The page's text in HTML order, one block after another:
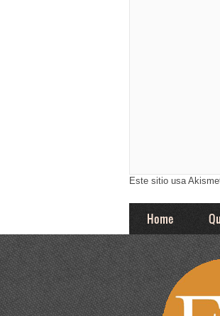
Este sitio usa
Home